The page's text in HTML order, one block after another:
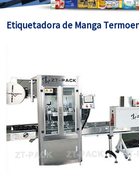
Etiquetadora de Manga